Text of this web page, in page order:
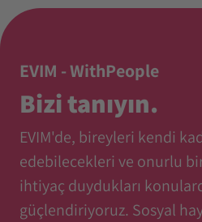
EVIM - WithPeople
Bizi tanıyın.
EVIM'de, bireyleri kendi
edebilecekleri ve onurlu
ihtiyaç duydukları
güçlendiriyoruz. Sosyal